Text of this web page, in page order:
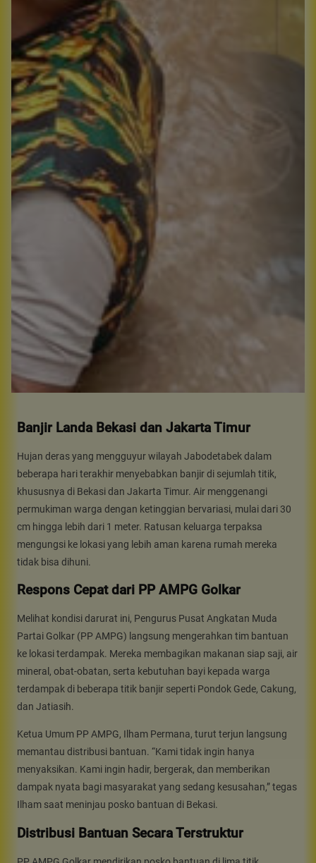
Banjir Landa Bekasi dan Jakarta Timur
Hujan deras yang mengguyur wilayah Jabodetabek dalam
beberapa hari terakhir menyebabkan banjir di sejumlah titik,
khususnya di Bekasi dan Jakarta Timur. Air menggenangi
permukiman warga dengan ketinggian bervariasi, mulai dari 30
cm hingga lebih dari 1 meter. Ratusan keluarga terpaksa
mengungsi ke lokasi yang lebih aman karena rumah mereka
tidak bisa dihuni.
Respons Cepat dari PP AMPG Golkar
Melihat kondisi darurat ini, Pengurus Pusat Angkatan Muda
Partai Golkar (PP AMPG) langsung mengerahkan tim bantuan
ke lokasi terdampak. Mereka membagikan makanan siap saji, air
mineral, obat-obatan, serta kebutuhan bayi kepada warga
terdampak di beberapa titik banjir seperti Pondok Gede, Cakung,
dan Jatiasih.
Ketua Umum PP AMPG, Ilham Permana, turut terjun langsung
memantau distribusi bantuan. “Kami tidak ingin hanya
menyaksikan. Kami ingin hadir, bergerak, dan memberikan
dampak nyata bagi masyarakat yang sedang kesusahan,” tegas
Ilham saat meninjau posko bantuan di Bekasi.
Distribusi Bantuan Secara Terstruktur